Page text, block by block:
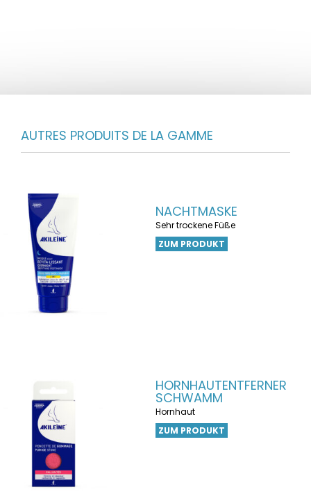
AUTRES PRODUITS DE LA GAMME
NACHTMASKE
Sehr trockene Füße
ZUM PRODUKT
HORNHAUTENTFERNER
SCHWAMM
Hornhaut
ZUM PRODUKT